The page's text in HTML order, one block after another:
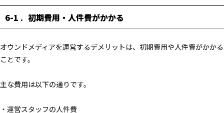
6-1 初期費用・人件費がかかる
オウンドメディアを運営するデメリットは、初期費用や人件費がかかる
ことです。
主な費用は以下の通りです。
・運営スタッフの人件費